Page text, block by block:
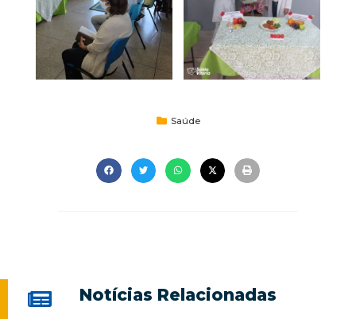
Saúde
Notícias Relacionadas